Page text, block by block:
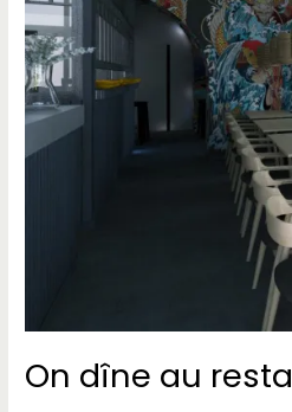
On dîne au